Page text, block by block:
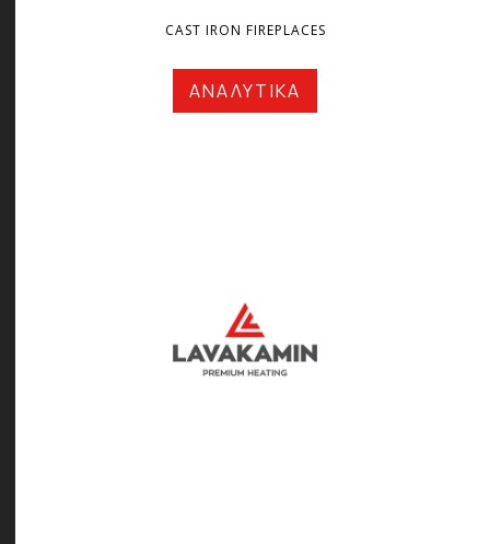
CAST IRON FIREPLACES
ΑΝΑΛΥΤΙΚΑ